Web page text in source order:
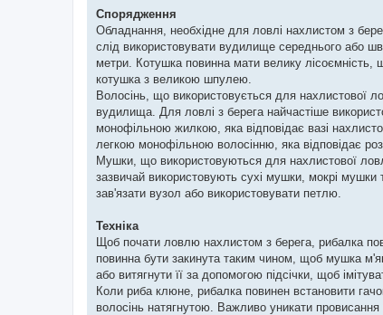
е
н
я
Спорядження
Обладнання, необхідне для ловлі нахлистом з
слід використовувати вудилище середнього або
метри. Котушка повинна мати велику лісоємність,
котушка з великою шпулею.
Волосінь, що використовується для нахлистової
вудилища. Для ловлі з берега найчастіше
монофільною жилкою, яка відповідає вазі
легкою монофільною волосінню, яка відповідає
Мушки, що використовуються для нахлистової
зазвичай використовують сухі мушки, мокрі
зав'язати вузол або використовувати петлю.
Техніка
Щоб почати ловлю нахлистом з берега, рибалка
повинна бути закинута таким чином, щоб мушка
або витягнути її за допомогою підсічки, щоб
Коли риба клюне, рибалка повинен встановити
волосінь натягнутою. Важливо уникати